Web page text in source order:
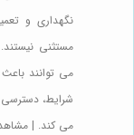
نگهداری و
مستثنی
می توانند
شرایط، دسترسی
می کند. |